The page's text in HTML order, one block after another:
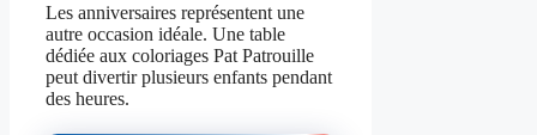
Les anniversaires représentent une
autre occasion idéale. Une table
dédiée aux coloriages Pat Patrouille
peut divertir plusieurs enfants pendant
des heures.